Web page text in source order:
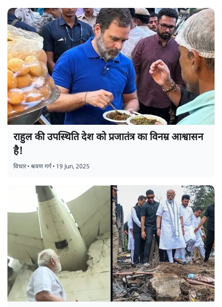
राहुल की उपस्थिति देश को प्रजातंत्र का विनम्र आश्वासन
है!
विचार•श्रवण गर्ग• 19 Jun, 2025